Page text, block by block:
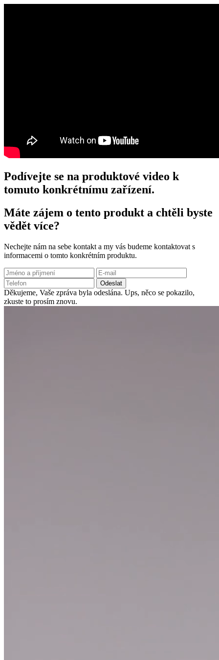
Podívejte se na produktové video k
tomuto konkrétnímu zařízení.
Máte zájem o tento produkt a chtěli byste
vědět více?
Nechejte nám na sebe kontakt a my vás budeme kontaktovat s
informacemi o tomto konkrétním produktu.
Odeslat
Děkujeme, Vaše zpráva byla odeslána. Ups, něco se pokazilo,
zkuste to prosím znovu.